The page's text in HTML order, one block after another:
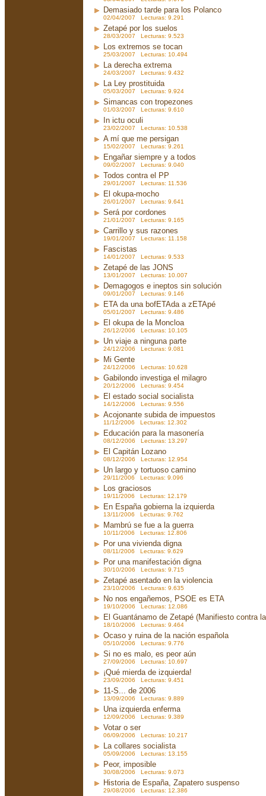
Demasiado tarde para los Polanco
02/04/2007 Lecturas: 9.291
Zetapé por los suelos
28/03/2007 Lecturas: 9.523
Los extremos se tocan
25/03/2007 Lecturas: 10.494
La derecha extrema
24/03/2007 Lecturas: 9.432
La Ley prostituida
05/03/2007 Lecturas: 9.924
Simancas con tropezones
01/03/2007 Lecturas: 9.610
In ictu oculi
23/02/2007 Lecturas: 10.538
A mí que me persigan
15/02/2007 Lecturas: 9.261
Engañar siempre y a todos
09/02/2007 Lecturas: 9.040
Todos contra el PP
29/01/2007 Lecturas: 11.536
El okupa-mocho
26/01/2007 Lecturas: 9.641
Será por cordones
21/01/2007 Lecturas: 9.165
Carrillo y sus razones
19/01/2007 Lecturas: 11.158
Fascistas
14/01/2007 Lecturas: 9.533
Zetapé de las JONS
13/01/2007 Lecturas: 10.007
Demagogos e ineptos sin solución
09/01/2007 Lecturas: 9.146
ETA da una bofETAda a zETApé
05/01/2007 Lecturas: 9.486
El okupa de la Moncloa
26/12/2006 Lecturas: 10.105
Un viaje a ninguna parte
24/12/2006 Lecturas: 9.081
Mi Gente
24/12/2006 Lecturas: 10.628
Gabilondo investiga el milagro
20/12/2006 Lecturas: 9.454
El estado social socialista
14/12/2006 Lecturas: 9.556
Acojonante subida de impuestos
11/12/2006 Lecturas: 12.302
Educación para la masonería
08/12/2006 Lecturas: 13.297
El Capitán Lozano
08/12/2006 Lecturas: 12.954
Un largo y tortuoso camino
29/11/2006 Lecturas: 9.096
Los graciosos
19/11/2006 Lecturas: 12.179
En España gobierna la izquierda
13/11/2006 Lecturas: 9.762
Mambrú se fue a la guerra
10/11/2006 Lecturas: 12.806
Por una vivienda digna
08/11/2006 Lecturas: 9.629
Por una manifestación digna
30/10/2006 Lecturas: 9.715
Zetapé asentado en la violencia
23/10/2006 Lecturas: 9.635
No nos engañemos, PSOE es ETA
19/10/2006 Lecturas: 12.086
El Guantánamo de Zetapé (Manifiesto contra
18/10/2006 Lecturas: 9.464
Ocaso y ruina de la nación española
05/10/2006 Lecturas: 9.776
Si no es malo, es peor aún
27/09/2006 Lecturas: 10.697
¡Qué mierda de izquierda!
23/09/2006 Lecturas: 9.451
11-S... de 2006
13/09/2006 Lecturas: 9.889
Una izquierda enferma
12/09/2006 Lecturas: 9.389
Votar o ser
06/09/2006 Lecturas: 10.217
La collares socialista
05/09/2006 Lecturas: 13.155
Peor, imposible
30/08/2006 Lecturas: 9.073
Historia de España, Zapatero suspenso
29/08/2006 Lecturas: 12.386